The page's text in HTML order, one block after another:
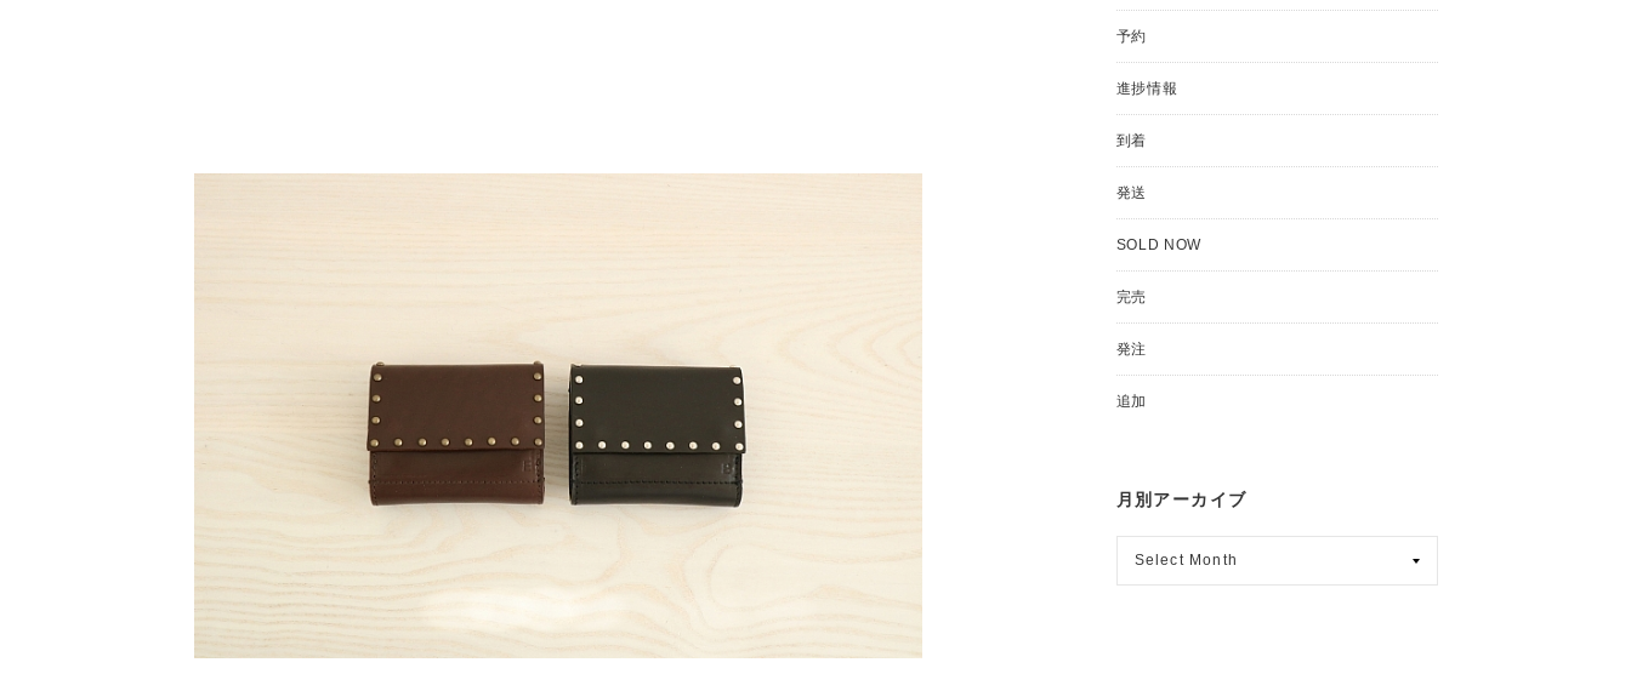
予約
進捗情報
到着
発送
SOLD NOW
完売
発注
追加
月別アーカイブ
ア